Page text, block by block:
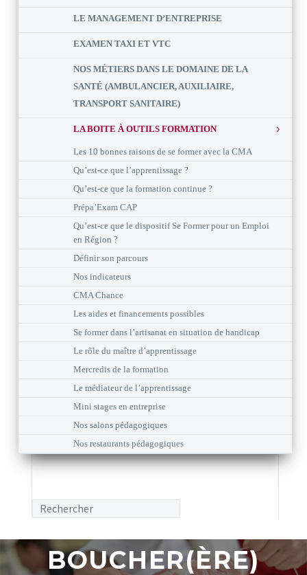
LE MANAGEMENT D’ENTREPRISE
EXAMEN TAXI ET VTC
NOS MÉTIERS DANS LE DOMAINE DE LA
SANTÉ (AMBULANCIER, AUXILIAIRE,
TRANSPORT SANITAIRE)
LA BOITE À OUTILS FORMATION
Les 10 bonnes raisons de se former avec la CMA
Qu’est-ce que l’apprentissage ?
Qu’est-ce que la formation continue ?
Prépa’Exam CAP
Qu’est-ce que le dispositif Se Former pour un Emploi
en Région ?
Définir son parcours
Nos indicateurs
CMA Chance
Les aides et financements possibles
Se former dans l’artisanat en situation de handicap
Le rôle du maître d’apprentissage
Mercredis de la formation
Le médiateur de l’apprentissage
Mini stages en entreprise
Nos salons pédagogiques
Nos restaurants pédagogiques
BOUCHER(ÈRE)